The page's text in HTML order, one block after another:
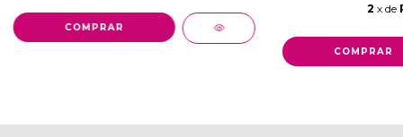
COMPRAR
2 x de